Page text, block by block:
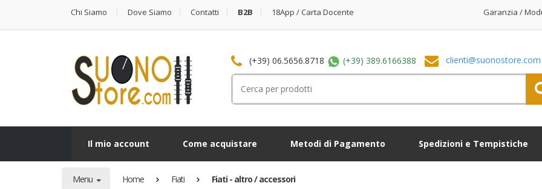
Chi Siamo Dove Siamo Contatti B2B 18App / Carta Docente Garanzia /
(+39) 06.5656.8718 (+39) 389.6166388
clienti@suonostore.com
per:
Il mio account Come acquistare Metodi di Pagamento Spedizioni e Tempistiche
Menu Home Fiati Fiati - altro / accessori